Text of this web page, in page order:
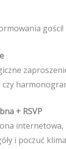
+ RSVP
i poczuć